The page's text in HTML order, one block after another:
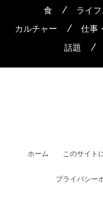
食 ライ
カルチャー
仕事
話題
ホーム このサイト
プライバシー